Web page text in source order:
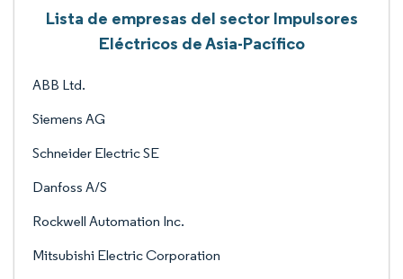
Lista de empresas del sector Impulsores
Eléctricos de Asia-Pacífico
ABB Ltd.
Siemens AG
Schneider Electric SE
Danfoss A/S
Rockwell Automation Inc.
Mitsubishi Electric Corporation